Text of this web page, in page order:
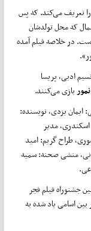
را تعریف می‌کند. که پس
که محل تولدشان
در خلاصه فیلم آمده
ادبی، پریسا
نموربازی می‌کنند.
یزدی، نویسنده:
مدیر
طراح گریم: امید
منشی صحنه: سمیه
جشنوراه فیلم فجر
اسامی یاد شده به